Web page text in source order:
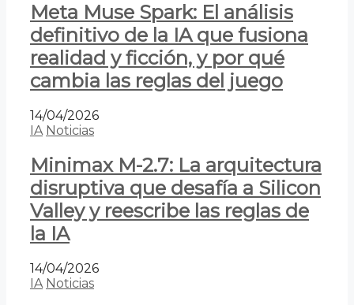
Meta Muse Spark: El análisis
definitivo de la IA que fusiona
realidad y ficción, y por qué
cambia las reglas del juego
14/04/2026
IA Noticias
Minimax M-2.7: La arquitectura
disruptiva que desafía a Silicon
Valley y reescribe las reglas de
la IA
14/04/2026
IA Noticias